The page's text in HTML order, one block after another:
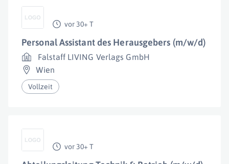
vor 30+ T
Personal Assistant des Herausgebers (m/w/d)
Falstaff LIVING Verlags GmbH
Wien
Vollzeit
vor 30+ T